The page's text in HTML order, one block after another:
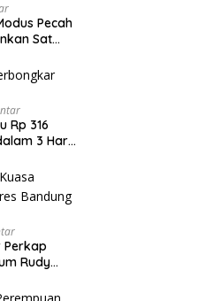
Pecah
Sat
Rp 316
3 Hari,
Perkap
Rudy